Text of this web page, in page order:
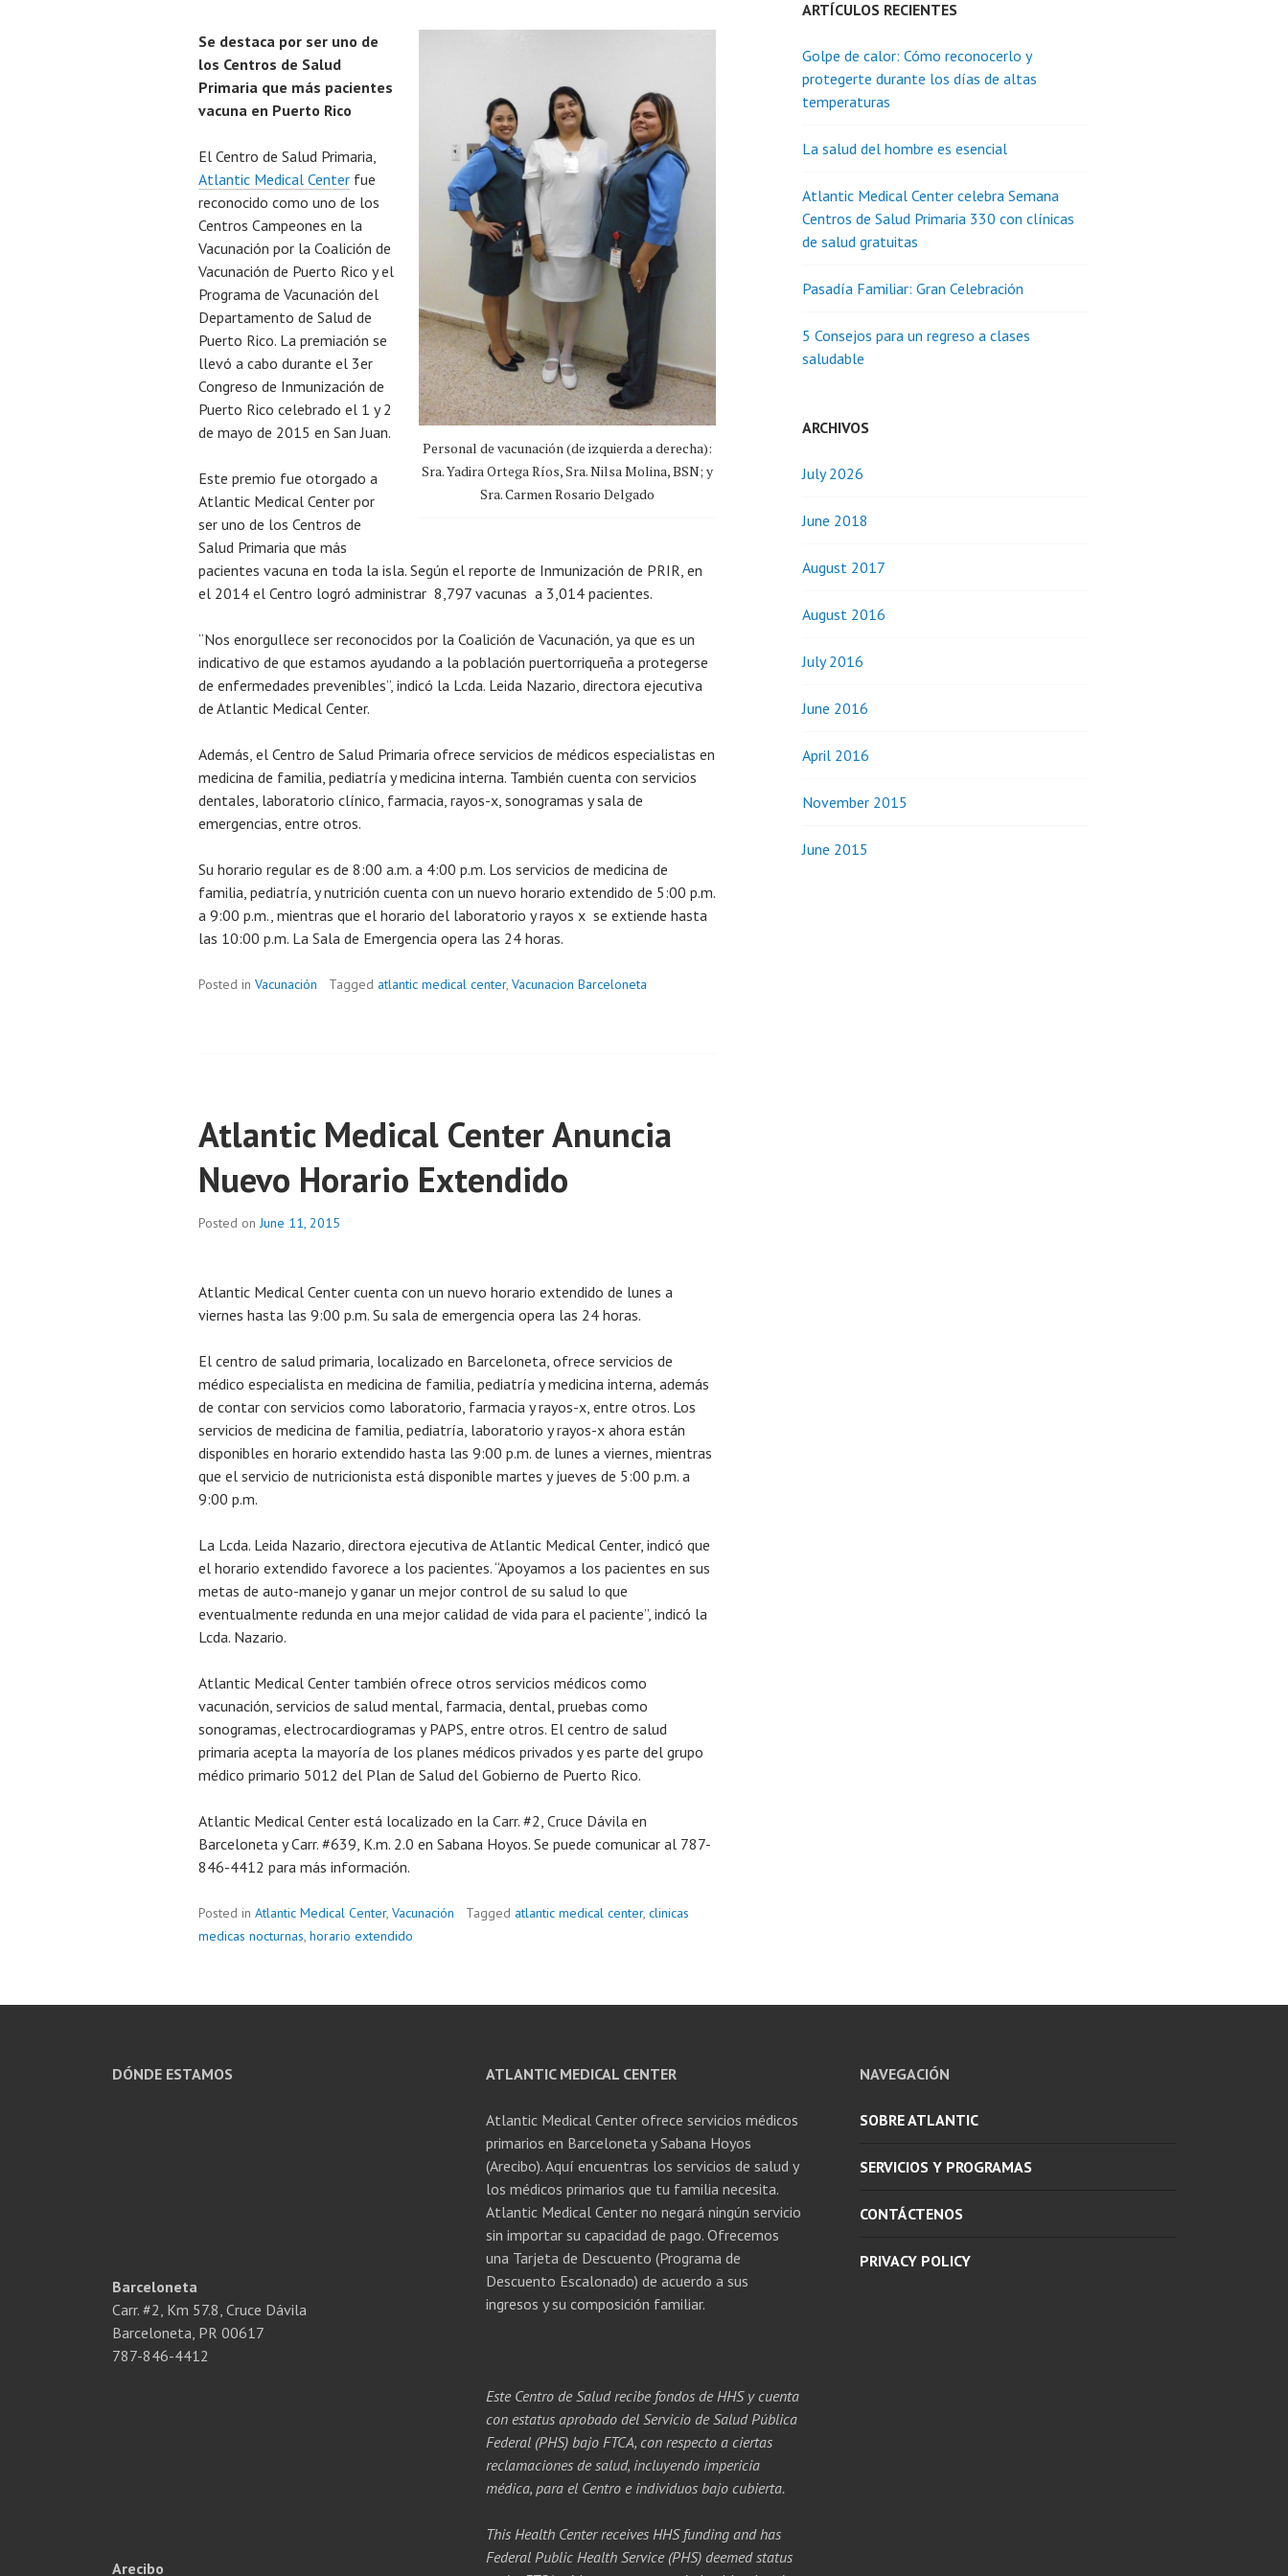
Personal de vacunación (de izquierda a derecha):
Sra. Yadira Ortega Ríos, Sra. Nilsa Molina, BSN; y
Sra. Carmen Rosario Delgado
Se destaca por ser uno de
los Centros de Salud
Primaria que más pacientes
vacuna en Puerto Rico
El Centro de Salud Primaria,
Atlantic Medical Center fue
reconocido como uno de los
Centros Campeones en la
Vacunación por la Coalición de
Vacunación de Puerto Rico y el
Programa de Vacunación del
Departamento de Salud de
Puerto Rico. La premiación se
llevó a cabo durante el 3er
Congreso de Inmunización de
Puerto Rico celebrado el 1 y 2
de mayo de 2015 en San Juan.
Este premio fue otorgado a
Atlantic Medical Center por
ser uno de los Centros de
Salud Primaria que más
pacientes vacuna en toda la isla. Según el reporte de Inmunización de PRIR, en
el 2014 el Centro logró administrar 8,797 vacunas a 3,014 pacientes.
“Nos enorgullece ser reconocidos por la Coalición de Vacunación, ya que es un
indicativo de que estamos ayudando a la población puertorriqueña a protegerse
de enfermedades prevenibles”, indicó la Lcda. Leida Nazario, directora ejecutiva
de Atlantic Medical Center.
Además, el Centro de Salud Primaria ofrece servicios de médicos especialistas en
medicina de familia, pediatría y medicina interna. También cuenta con servicios
dentales, laboratorio clínico, farmacia, rayos-x, sonogramas y sala de
emergencias, entre otros.
Su horario regular es de 8:00 a.m. a 4:00 p.m. Los servicios de medicina de
familia, pediatría, y nutrición cuenta con un nuevo horario extendido de 5:00 p.m.
a 9:00 p.m., mientras que el horario del laboratorio y rayos x se extiende hasta
las 10:00 p.m. La Sala de Emergencia opera las 24 horas.
Posted in Vacunación Tagged atlantic medical center, Vacunacion Barceloneta
Atlantic Medical Center Anuncia
Nuevo Horario Extendido
Posted onJune 11, 2015
Atlantic Medical Center cuenta con un nuevo horario extendido de lunes a
viernes hasta las 9:00 p.m. Su sala de emergencia opera las 24 horas.
El centro de salud primaria, localizado en Barceloneta, ofrece servicios de
médico especialista en medicina de familia, pediatría y medicina interna, además
de contar con servicios como laboratorio, farmacia y rayos-x, entre otros. Los
servicios de medicina de familia, pediatría, laboratorio y rayos-x ahora están
disponibles en horario extendido hasta las 9:00 p.m. de lunes a viernes, mientras
que el servicio de nutricionista está disponible martes y jueves de 5:00 p.m. a
9:00 p.m.
La Lcda. Leida Nazario, directora ejecutiva de Atlantic Medical Center, indicó que
el horario extendido favorece a los pacientes. “Apoyamos a los pacientes en sus
metas de auto-manejo y ganar un mejor control de su salud lo que
eventualmente redunda en una mejor calidad de vida para el paciente”, indicó la
Lcda. Nazario.
Atlantic Medical Center también ofrece otros servicios médicos como
vacunación, servicios de salud mental, farmacia, dental, pruebas como
sonogramas, electrocardiogramas y PAPS, entre otros. El centro de salud
primaria acepta la mayoría de los planes médicos privados y es parte del grupo
médico primario 5012 del Plan de Salud del Gobierno de Puerto Rico.
Atlantic Medical Center está localizado en la Carr. #2, Cruce Dávila en
Barceloneta y Carr. #639, K.m. 2.0 en Sabana Hoyos. Se puede comunicar al 787-
846-4412 para más información.
Posted in Atlantic Medical Center, Vacunación Tagged atlantic medical center, clinicas
medicas nocturnas, horario extendido
ARTÍCULOS RECIENTES
Golpe de calor: Cómo reconocerlo y
protegerte durante los días de altas
temperaturas
La salud del hombre es esencial
Atlantic Medical Center celebra Semana
Centros de Salud Primaria 330 con clínicas
de salud gratuitas
Pasadía Familiar: Gran Celebración
5 Consejos para un regreso a clases
saludable
ARCHIVOS
July 2026
June 2018
August 2017
August 2016
July 2016
June 2016
April 2016
November 2015
June 2015
DÓNDE ESTAMOS
Barceloneta
Carr. #2, Km 57.8, Cruce Dávila
Barceloneta, PR 00617
787-846-4412
Arecibo
ATLANTIC MEDICAL CENTER
Atlantic Medical Center ofrece servicios médicos
primarios en Barceloneta y Sabana Hoyos
(Arecibo). Aquí encuentras los servicios de salud y
los médicos primarios que tu familia necesita.
Atlantic Medical Center no negará ningún servicio
sin importar su capacidad de pago. Ofrecemos
una Tarjeta de Descuento (Programa de
Descuento Escalonado) de acuerdo a sus
ingresos y su composición familiar.
Este Centro de Salud recibe fondos de HHS y cuenta
con estatus aprobado del Servicio de Salud Pública
Federal (PHS) bajo FTCA, con respecto a ciertas
reclamaciones de salud, incluyendo impericia
médica, para el Centro e individuos bajo cubierta.
This Health Center receives HHS funding and has
Federal Public Health Service (PHS) deemed status
NAVEGACIÓN
SOBRE ATLANTIC
SERVICIOS Y PROGRAMAS
CONTÁCTENOS
PRIVACY POLICY